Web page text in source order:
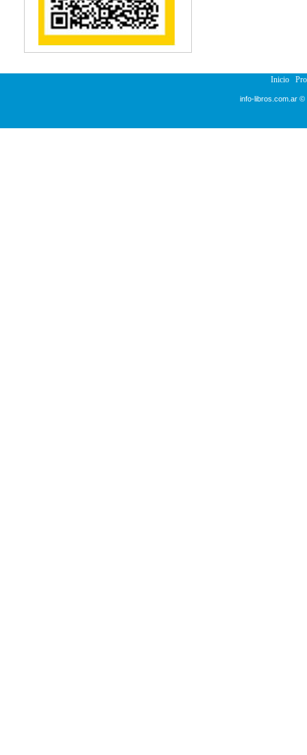
Inicio
info-libros.com.ar